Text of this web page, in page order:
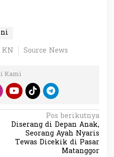
Source News
Kami
Pos berikutnya
Diserang di Depan Anak,
Seorang Ayah Nyaris
Tewas Dicekik di Pasar
Matanggor